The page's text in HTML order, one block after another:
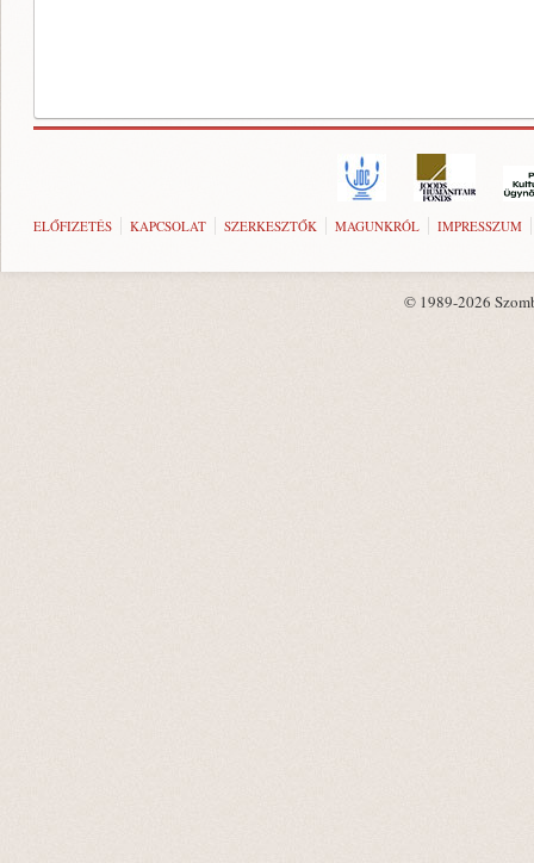
ELŐFIZETÉS KAPCSOLAT SZERKESZTŐK MAGUNKRÓL IMPRESSZUM
© 1989-2026